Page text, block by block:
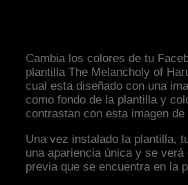
Cambia los colores de tu
plantilla The Melancholy of
cual esta diseñado con una
como fondo de la plantilla y
contrastan con esta imagen de
Una vez instalado la plantilla,
una apariencia única y se
previa que se encuentra en la